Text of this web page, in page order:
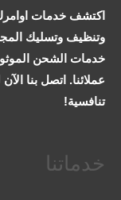
اكتشف خدمات
وتنظيف وتسليك
خدمات الشحن
عملائنا. اتصل بنا
تنافسية!
خدماتنا